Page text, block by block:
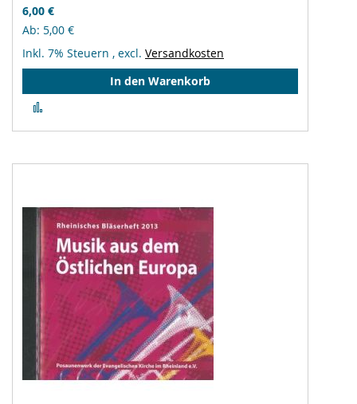
6,00 €
Ab 5,00 €
Inkl. 7% Steuern , excl. Versandkosten
In den Warenkorb
hinzufügen